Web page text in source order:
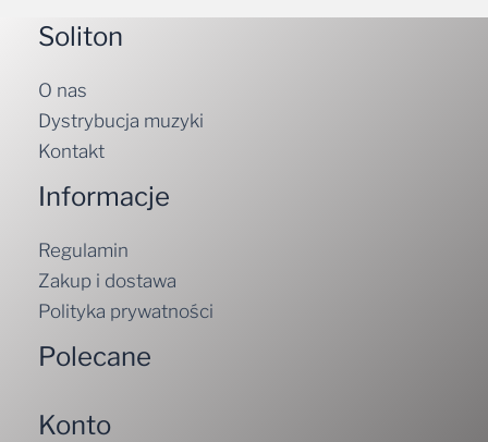
Soliton
O nas
Dystrybucja muzyki
Kontakt
Informacje
Regulamin
Zakup i dostawa
Polityka prywatności
Polecane
Konto